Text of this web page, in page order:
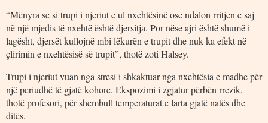
“Mënyra se si trupi i njeriut e ul nxehtësinë ose ndalon rritjen e saj
në një mjedis të nxehtë është djersitja. Por nëse ajri është shumë i
lagësht, djersët kullojnë mbi lëkurën e trupit dhe nuk ka efekt në
çlirimin e nxehtësisë së trupit”, thotë zoti Halsey.
Trupi i njeriut vuan nga stresi i shkaktuar nga nxehtësia e madhe për
një periudhë të gjatë kohore. Ekspozimi i zgjatur përbën rrezik,
thotë profesori, për shembull temperaturat e larta gjatë natës dhe
ditës.